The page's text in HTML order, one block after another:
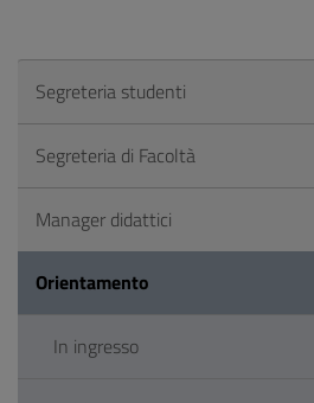
Segreteria studenti
Segreteria di Facoltà
Manager didattici
Orientamento
In ingresso